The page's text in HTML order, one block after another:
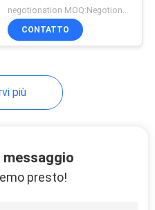
bottiglia pillola stampa a
colori CMYK 4
negotionation MOQ:Negotionation
CONTATTO
più
presto!